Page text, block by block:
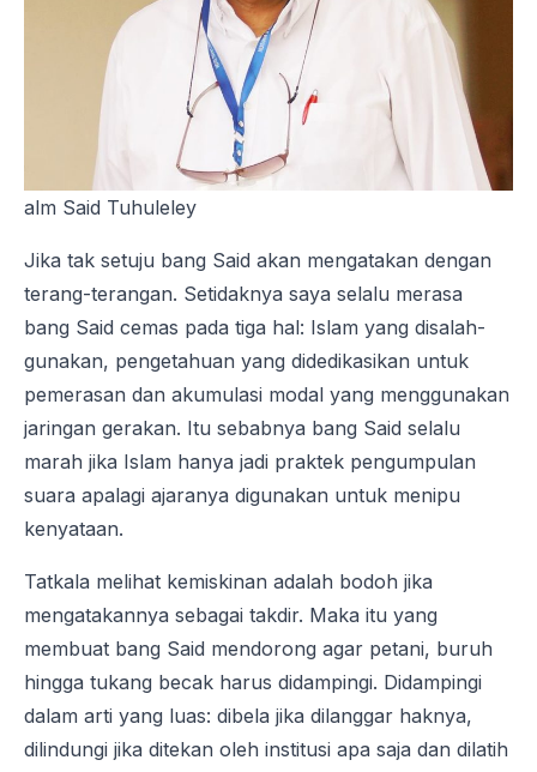
alm Said Tuhuleley
Jika tak setuju bang Said akan mengatakan dengan
terang-terangan. Setidaknya saya selalu merasa
bang Said cemas pada tiga hal: Islam yang disalah-
gunakan, pengetahuan yang didedikasikan untuk
pemerasan dan akumulasi modal yang menggunakan
jaringan gerakan. Itu sebabnya bang Said selalu
marah jika Islam hanya jadi praktek pengumpulan
suara apalagi ajaranya digunakan untuk menipu
kenyataan.
Tatkala melihat kemiskinan adalah bodoh jika
mengatakannya sebagai takdir. Maka itu yang
membuat bang Said mendorong agar petani, buruh
hingga tukang becak harus didampingi. Didampingi
dalam arti yang luas: dibela jika dilanggar haknya,
dilindungi jika ditekan oleh institusi apa saja dan dilatih